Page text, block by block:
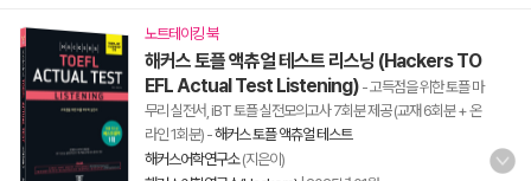
노트테이킹 북
해커스 토플 액츄얼 테스트 리스닝 (Hackers TO
EFL Actual Test Listening) - 고득점을 위한 토플 마
무리 실전서, iBT 토플 실전모의고사 7회분 제공 (교재 6회분 + 온
라인 1회분) -해커스 토플 액츄얼 테스트
해커스어학연구소(지은이)